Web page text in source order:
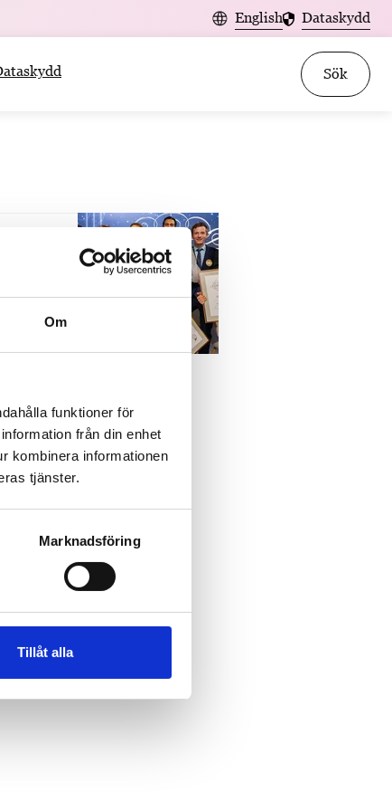
Om
funktioner för
från din enhet
kombinera informationen
tjänster.
Marknadsföring
Tillåt alla
English Dataskydd
Sök